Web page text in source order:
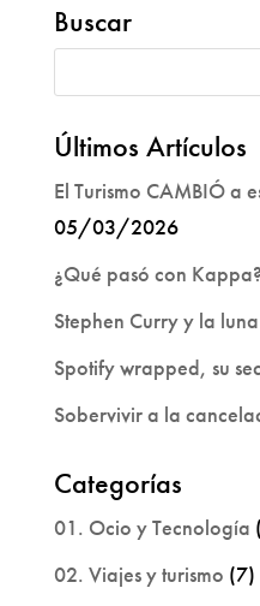
Buscar
Últimos Artículos
El Turismo CAMBIÓ a
05/03/2026
¿Qué pasó con Kappa?
Stephen Curry y la luna
Spotify wrapped, su
Sobervivir a la
Categorías
01. Ocio y Tecnología
02. Viajes y turismo (7)